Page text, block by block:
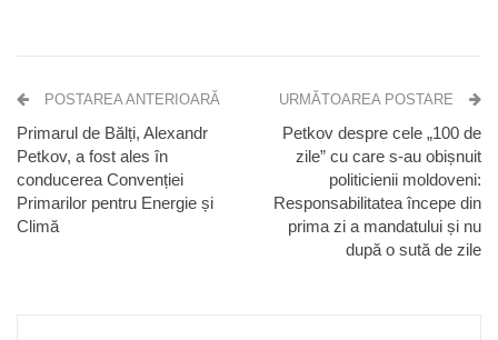
POSTAREA ANTERIOARĂ
Primarul de Bălți, Alexandr
Petkov, a fost ales în
conducerea Convenției
Primarilor pentru Energie și
Climă
URMĂTOAREA POSTARE
Petkov despre cele „100 de
zile” cu care s-au obișnuit
politicienii moldoveni:
Responsabilitatea începe din
prima zi a mandatului și nu
după o sută de zile